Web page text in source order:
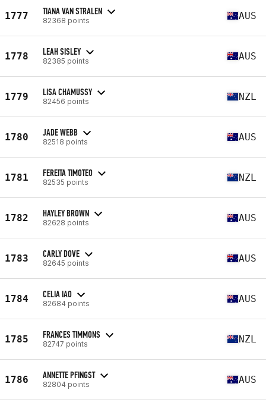
1777 TIANA VAN STRALEN
82368 points AUS
1778 LEAH SISLEY
82385 points AUS
1779 LISA CHAMUSSY
82456 points NZL
1780 JADE WEBB
82518 points AUS
1781 FEREITA TIMOTEO
82535 points NZL
1782 HAYLEY BROWN
82628 points AUS
1783 CARLY DOVE
82645 points AUS
1784 CELIA IAO
82684 points AUS
1785 FRANCES TIMMONS
82747 points NZL
1786 ANNETTE PFINGST
82804 points AUS